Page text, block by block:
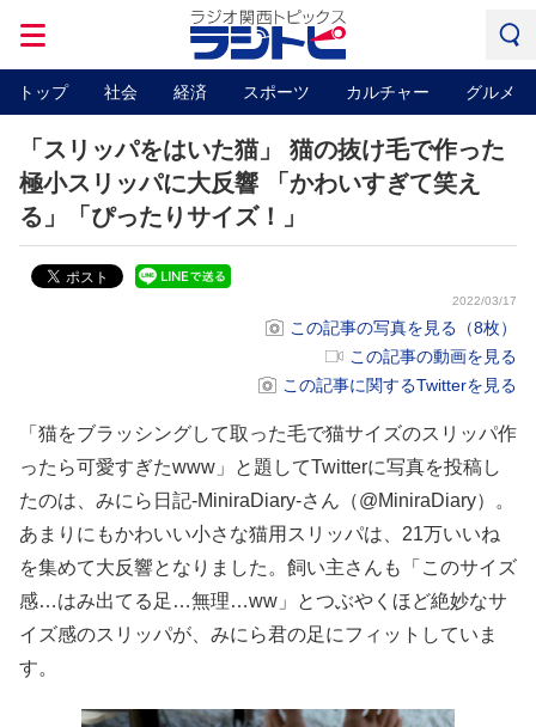
トップ 社会 経済 スポーツ カルチャー グルメ
「スリッパをはいた猫」 猫の抜け毛で作った
極小スリッパに大反響 「かわいすぎて笑え
る」「ぴったりサイズ！」
2022/03/17
この記事の写真を見る（8枚）
この記事の動画を見る
この記事に関するTwitterを見る
「猫をブラッシングして取った毛で猫サイズのスリッパ作
ったら可愛すぎたwww」と題してTwitterに写真を投稿し
たのは、みにら日記-MiniraDiary-さん（@MiniraDiary）。
あまりにもかわいい小さな猫用スリッパは、21万いいね
を集めて大反響となりました。飼い主さんも「このサイズ
感…はみ出てる足…無理…ww」とつぶやくほど絶妙なサ
イズ感のスリッパが、みにら君の足にフィットしていま
す。